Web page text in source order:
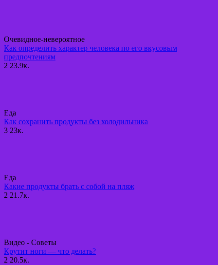
Очевидное-невероятное
Как определить характер человека по его вкусовым
предпочтениям
2 23.9к.
Еда
Как сохранить продукты без холодильника
3 23к.
Еда
Какие продукты брать с собой на пляж
2 21.7к.
Видео - Советы
Крутит ноги — что делать?
2 20.5к.